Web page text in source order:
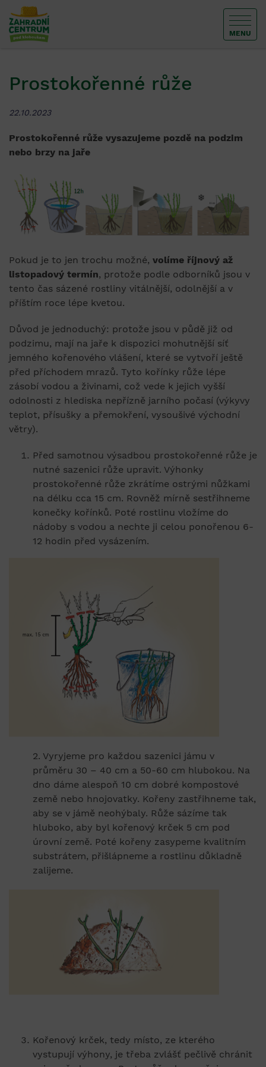
MENU
Prostokořenné růže
22.10.2023
Prostokořenné růže vysazujeme pozdě na podzim
nebo brzy na jaře
Pokud je to jen trochu možné, volíme říjnový až
listopadový termín, protože podle odborníků jsou v
tento čas sázené rostliny vitálnější, odolnější a v
příštím roce lépe kvetou.
Důvod je jednoduchý: protože jsou v půdě již od
podzimu, mají na jaře k dispozici mohutnější síť
jemného kořenového vlášení, které se vytvoří ještě
před příchodem mrazů. Tyto kořínky růže lépe
zásobí vodou a živinami, což vede k jejich vyšší
odolnosti z hlediska nepřízně jarního počasí (výkyvy
teplot, přísušky a přemokření, vysoušivé východní
větry).
Před samotnou výsadbou prostokořenné růže je
nutné sazenici růže upravit. Výhonky
prostokořenné růže zkrátíme ostrými nůžkami
na délku cca 15 cm. Rovněž mírně sestřihneme
konečky kořínků. Poté rostlinu vložíme do
nádoby s vodou a nechte ji celou ponořenou 6-
12 hodin před vysázením.
2. Vyryjeme pro každou sazenici jámu v
průměru 30 – 40 cm a 50-60 cm hlubokou. Na
dno dáme alespoň 10 cm dobré kompostové
země nebo hnojovatky. Kořeny zastřihneme tak,
aby se v jámě neohýbaly. Růže sázíme tak
hluboko, aby byl kořenový krček 5 cm pod
úrovní země. Poté kořeny zasypeme kvalitním
substrátem, přišlápneme a rostlinu důkladně
zalijeme.
Kořenový krček, tedy místo, ze kterého
vystupují výhony, je třeba zvlášť pečlivě chránit